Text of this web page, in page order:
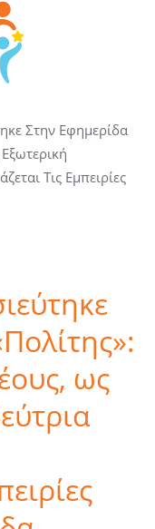
Στην Εφημερίδα
Τις Εμπειρίες
ως